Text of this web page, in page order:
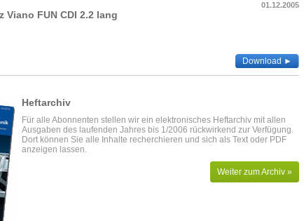
01.12.2005
Viano FUN CDI 2.2 lang
Download ►
Heftarchiv
Für alle Abonnenten stellen wir ein elektronisches Heftarchiv mit allen
Ausgaben des laufenden Jahres bis 1/2006 rückwirkend zur Verfügung.
Dort können Sie alle Inhalte recherchieren und sich als Text oder PDF
anzeigen lassen.
Weiter zum Archiv »